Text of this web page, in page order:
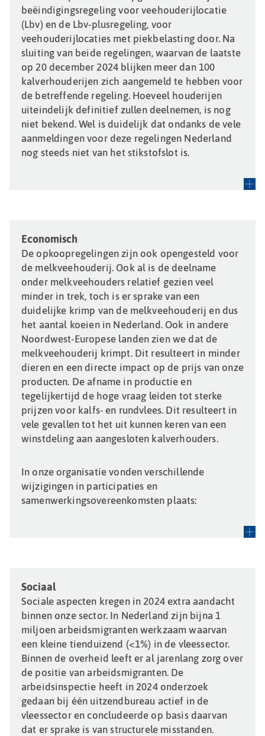
beëindigingsregeling voor veehouderijlocatie
(Lbv) en de Lbv-plusregeling, voor
veehouderijlocaties met piekbelasting door. Na
sluiting van beide regelingen, waarvan de laatste
op 20 december 2024 blijken meer dan 100
kalverhouderijen zich aangemeld te hebben voor
de betreffende regeling. Hoeveel houderijen
uiteindelijk definitief zullen deelnemen, is nog
niet bekend. Wel is duidelijk dat ondanks de vele
aanmeldingen voor deze regelingen Nederland
nog steeds niet van het stikstofslot is.
Economisch
De opkoopregelingen zijn ook opengesteld voor
de melkveehouderij. Ook al is de deelname
onder melkveehouders relatief gezien veel
minder in trek, toch is er sprake van een
duidelijke krimp van de melkveehouderij en dus
het aantal koeien in Nederland. Ook in andere
Noordwest-Europese landen zien we dat de
melkveehouderij krimpt. Dit resulteert in minder
dieren en een directe impact op de prijs van onze
producten. De afname in productie en
tegelijkertijd de hoge vraag leiden tot sterke
prijzen voor kalfs- en rundvlees. Dit resulteert in
vele gevallen tot het uit kunnen keren van een
winstdeling aan aangesloten kalverhouders.
In onze organisatie vonden verschillende
wijzigingen in participaties en
samenwerkingsovereenkomsten plaats:
Sociaal
Sociale aspecten kregen in 2024 extra aandacht
binnen onze sector. In Nederland zijn bijna 1
miljoen arbeidsmigranten werkzaam waarvan
een kleine tienduizend (<1%) in de vleessector.
Binnen de overheid leeft er al jarenlang zorg over
de positie van arbeidsmigranten. De
arbeidsinspectie heeft in 2024 onderzoek
gedaan bij één uitzendbureau actief in de
vleessector en concludeerde op basis daarvan
dat er sprake is van structurele misstanden.